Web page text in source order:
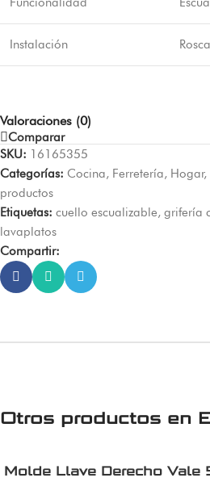
Instalación
Valoraciones (0)
Comparar
SKU: 16165355
Categorías: Cocina, Ferretería, Hogar,
productos
Etiquetas: cuello escualizable, grifería
lavaplatos
Compartir:
Otros productos en
Molde Llave Derecho Vale